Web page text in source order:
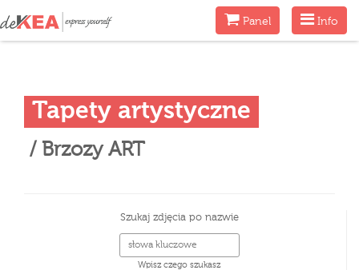
Menu
Info
MenuPanel
Tapety artystyczne
/ Brzozy ART
Szukaj zdjęcia po nazwie
Wpisz czego szukasz